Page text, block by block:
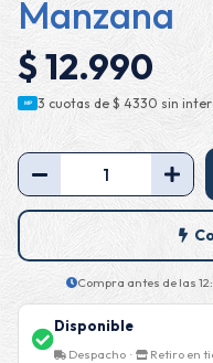
Manzana
$ 12.990
MP 3 cuotas de $ 4330 sin
Compra antes de las
Disponible
Despacho · Retiro en